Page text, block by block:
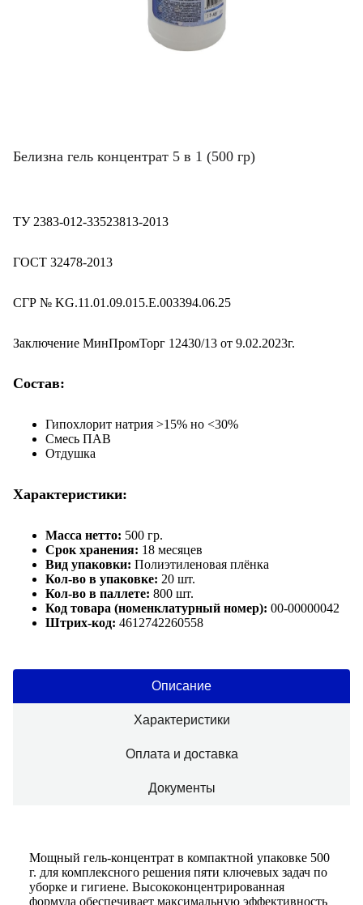
Белизна гель концентрат 5 в 1 (500 гр)
ТУ 2383-012-33523813-2013
ГОСТ 32478-2013
СГР № KG.11.01.09.015.E.003394.06.25
Заключение МинПромТорг 12430/13 от 9.02.2023г.
Состав:
Гипохлорит натрия >15% но <30%
Смесь ПАВ
Отдушка
Характеристики:
Масса нетто: 500 гр.
Срок хранения: 18 месяцев
Вид упаковки: Полиэтиленовая плёнка
Кол-во в упаковке: 20 шт.
Кол-во в паллете: 800 шт.
Код товара (номенклатурный номер): 00-00000042
Штрих-код: 4612742260558
Описание
Характеристики
Оплата и доставка
Документы
Мощный гель-концентрат в компактной упаковке 500
г. для комплексного решения пяти ключевых задач по
уборке и гигиене. Высококонцентрированная
формула обеспечивает максимальную эффективность